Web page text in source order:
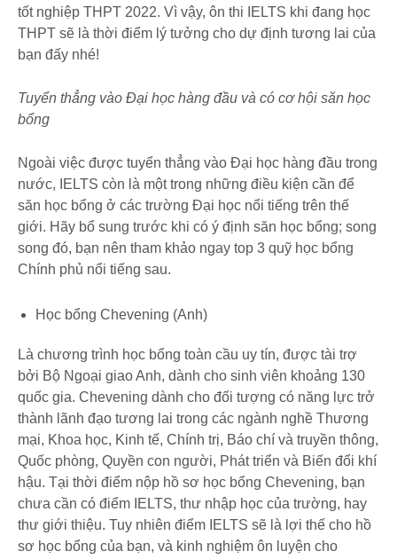
tốt nghiệp THPT 2022. Vì vậy, ôn thi IELTS khi đang học
THPT sẽ là thời điểm lý tưởng cho dự định tương lai của
bạn đấy nhé!
Tuyển thẳng vào Đại học hàng đầu và có cơ hội săn học
bổng
Ngoài việc được tuyển thẳng vào Đại học hàng đầu trong
nước, IELTS còn là một trong những điều kiện cần để
săn học bổng ở các trường Đại học nổi tiếng trên thế
giới. Hãy bổ sung trước khi có ý định săn học bổng; song
song đó, bạn nên tham khảo ngay top 3 quỹ học bổng
Chính phủ nổi tiếng sau.
Học bổng Chevening (Anh)
Là chương trình học bổng toàn cầu uy tín, được tài trợ
bởi Bộ Ngoại giao Anh, dành cho sinh viên khoảng 130
quốc gia. Chevening dành cho đối tượng có năng lực trở
thành lãnh đạo tương lai trong các ngành nghề Thương
mại, Khoa học, Kinh tế, Chính trị, Báo chí và truyền thông,
Quốc phòng, Quyền con người, Phát triển và Biến đổi khí
hậu. Tại thời điểm nộp hồ sơ học bổng Chevening, bạn
chưa cần có điểm IELTS, thư nhập học của trường, hay
thư giới thiệu. Tuy nhiên điểm IELTS sẽ là lợi thế cho hồ
sơ học bổng của bạn, và kinh nghiệm ôn luyện cho